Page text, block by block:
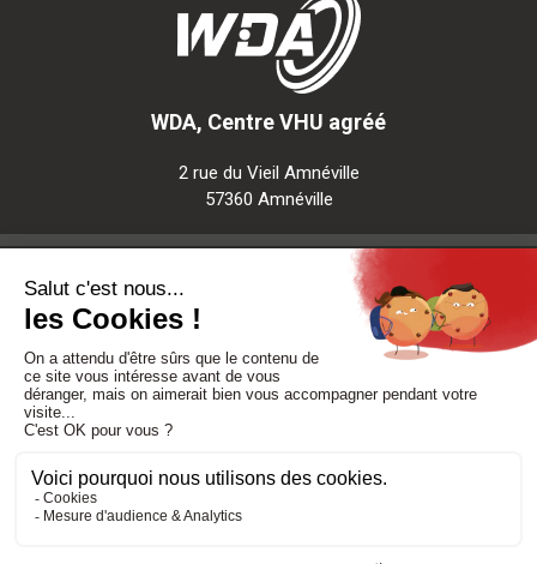
WDA, Centre VHU agréé
2 rue du Vieil Amnéville
57360 Amnéville
Besoin d'aide